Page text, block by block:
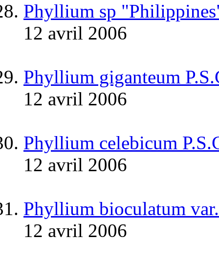
Phyllium sp
12 avril 2006
Phyllium giganteum
12 avril 2006
Phyllium celebicum
12 avril 2006
Phyllium bioculatum
12 avril 2006